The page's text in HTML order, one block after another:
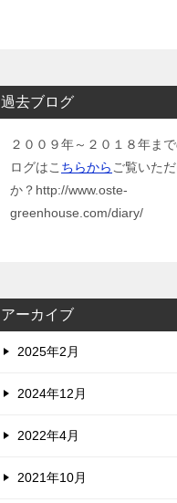
過去ブログ
２００９年～２０１８年ま
ログはこ ちらから ご覧いた
か？http://www.oste-
greenhouse.com/diary/
アーカイブ
2025年2月
2024年12月
2022年4月
2021年10月